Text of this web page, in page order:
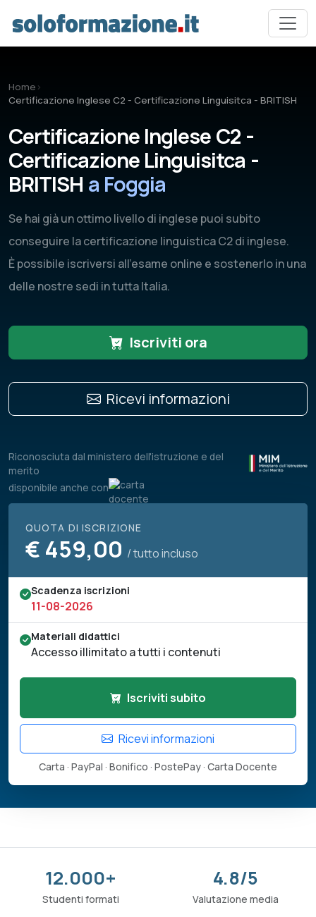
Home ›
Certificazione Inglese C2 - Certificazione Linguisitca - BRITISH
Certificazione Inglese C2 -
Certificazione Linguisitca -
BRITISH a Foggia
Se hai già un ottimo livello di inglese puoi subito
conseguire la certificazione linguistica C2 di inglese.
È possibile iscriversi all'esame online e sostenerlo in una
delle nostre sedi in tutta Italia.
Iscriviti ora
Ricevi informazioni
Riconosciuta dal ministero dell'istruzione e del
merito
disponibile anche con
QUOTA DI ISCRIZIONE
€ 459,00 / tutto incluso
Scadenza iscrizioni
11-08-2026
Materiali didattici
Accesso illimitato a tutti i contenuti
Iscriviti subito
Ricevi informazioni
Carta · PayPal · Bonifico · PostePay · Carta Docente
12.000+
Studenti formati
4.8/5
Valutazione media